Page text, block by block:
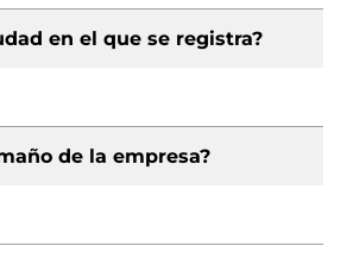
en el que se registra?
de la empresa?